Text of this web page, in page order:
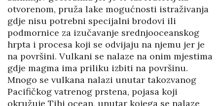
otvorenom, pruža lake mogućnosti istraživanja
gdje nisu potrebni specijalni brodovi ili
podmornice za izučavanje srednjooceanskog
hrpta i procesa koji se odvijaju na njemu jer je
na površini. Vulkani se nalaze na onim mjestima
gdje magma ima priliku izbiti na površinu.
Mnogo se vulkana nalazi unutar takozvanog
Pacifičkog vatrenog prstena, pojasa koji
okružuje Tihi ocean, unutar kojega se nalaze